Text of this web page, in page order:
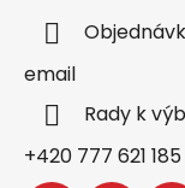
email
Rady k
+420 777 621